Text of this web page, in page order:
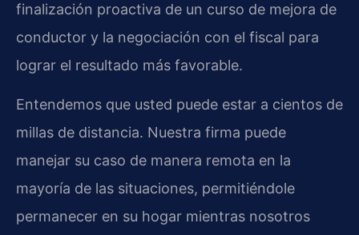
finalización proactiva de un curso de mejora de
conductor y la negociación con el fiscal para
lograr el resultado más favorable.
Entendemos que usted puede estar a cientos de
millas de distancia. Nuestra firma puede
manejar su caso de manera remota en la
mayoría de las situaciones, permitiéndole
permanecer en su hogar mientras nosotros